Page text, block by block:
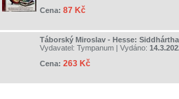
Cena: 87 Kč
Táborský Miroslav - Hesse: Siddhártha
Vydavatel: Tympanum | Vydáno:
Cena: 263 Kč